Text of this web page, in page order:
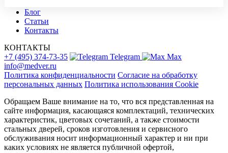
Блог
Статьи
Контакты
КОНТАКТЫ
+7 (495) 374-73-35
Telegram
Max
info@medver.ru
Политика конфиденциальности Согласие на обработку
персональных данных Политика использования Cookie
Обращаем Ваше внимание на то, что вся представленная на
сайте информация, касающаяся комплектаций, технических
характеристик, цветовых сочетаний, а также стоимости
стальных дверей, сроков изготовления и сервисного
обслуживания носит информационный характер и ни при
каких условиях не является публичной офертой,
использования систем аналитики (например,
Яндекс.Метрика), в соответствии с нашей
обработки персональных данных.
настройте ограничения в браузере или покиньте сайт.